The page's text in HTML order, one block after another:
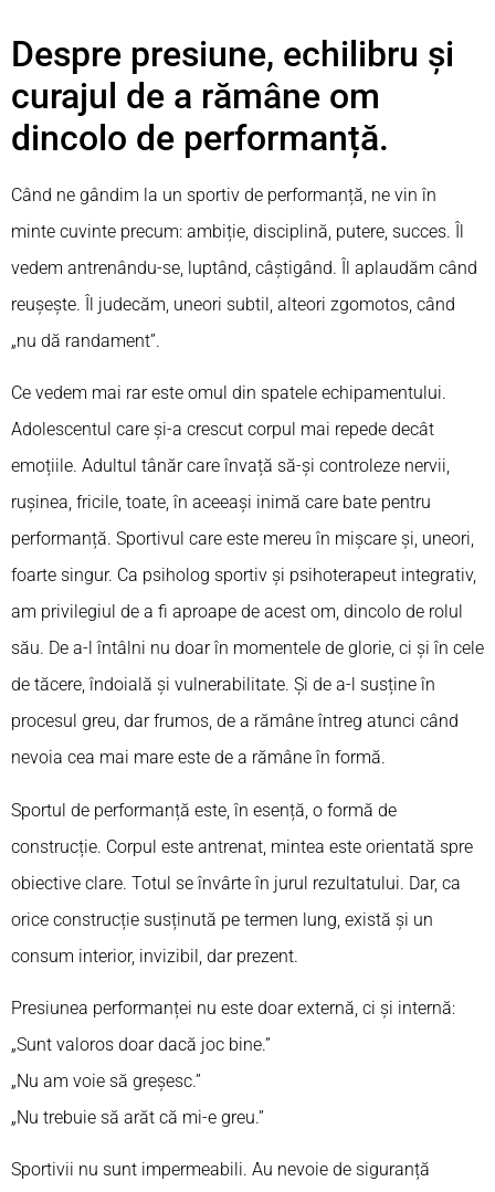
Despre presiune, echilibru și
curajul de a rămâne om
dincolo de performanță.
Când ne gândim la un sportiv de performanță, ne vin în
minte cuvinte precum: ambiție, disciplină, putere, succes. Îl
vedem antrenându-se, luptând, câștigând. Îl aplaudăm când
reușește. Îl judecăm, uneori subtil, alteori zgomotos, când
„nu dă randament”.
Ce vedem mai rar este omul din spatele echipamentului.
Adolescentul care și-a crescut corpul mai repede decât
emoțiile. Adultul tânăr care învață să-și controleze nervii,
rușinea, fricile, toate, în aceeași inimă care bate pentru
performanță. Sportivul care este mereu în mișcare și, uneori,
foarte singur. Ca psiholog sportiv și psihoterapeut integrativ,
am privilegiul de a fi aproape de acest om, dincolo de rolul
său. De a-l întâlni nu doar în momentele de glorie, ci și în cele
de tăcere, îndoială și vulnerabilitate. Și de a-l susține în
procesul greu, dar frumos, de a rămâne întreg atunci când
nevoia cea mai mare este de a rămâne în formă.
Sportul de performanță este, în esență, o formă de
construcție. Corpul este antrenat, mintea este orientată spre
obiective clare. Totul se învârte în jurul rezultatului. Dar, ca
orice construcție susținută pe termen lung, există și un
consum interior, invizibil, dar prezent.
Presiunea performanței nu este doar externă, ci și internă:
„Sunt valoros doar dacă joc bine.”
„Nu am voie să greșesc.”
„Nu trebuie să arăt că mi-e greu.”
Sportivii nu sunt impermeabili. Au nevoie de siguranță